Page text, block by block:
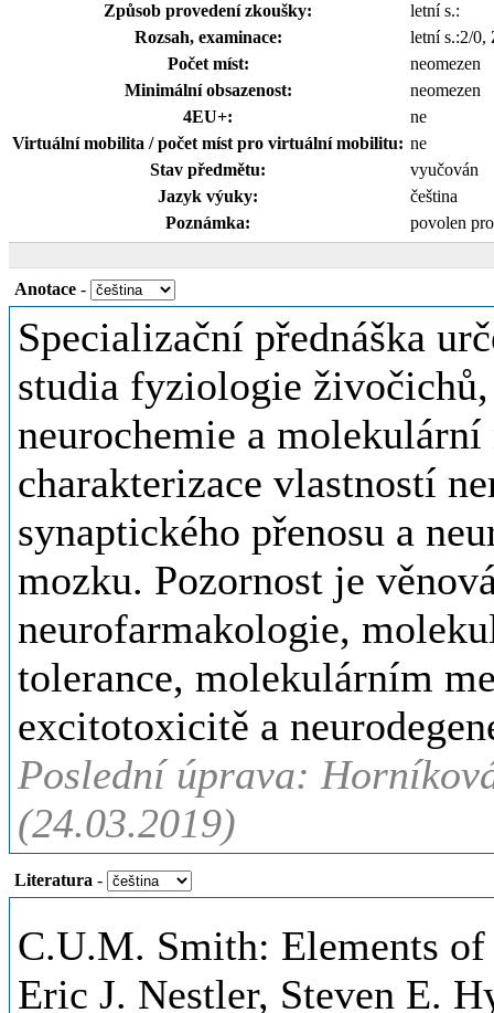
Způsob provedení zkoušky:
letní s.:
Rozsah, examinace:
letní s.:2/
Počet míst:
neomezen
Minimální obsazenost:
neomezen
4EU+:
ne
Virtuální mobilita / počet míst pro virtuální mobilitu: ne
Stav předmětu:
vyučován
Jazyk výuky:
čeština
Poznámka:
povolen
Anotace -
Specializační přednáška
studia fyziologie
neurochemie a
charakterizace vlastností
synaptického přenosu a
mozku. Pozornost je
neurofarmakologie,
tolerance, molekulárním
excitotoxicitě a
Poslední úprava:
(24.03.2019)
Literatura -
C.U.M. Smith: Elements
Eric J. Nestler, Steven E.